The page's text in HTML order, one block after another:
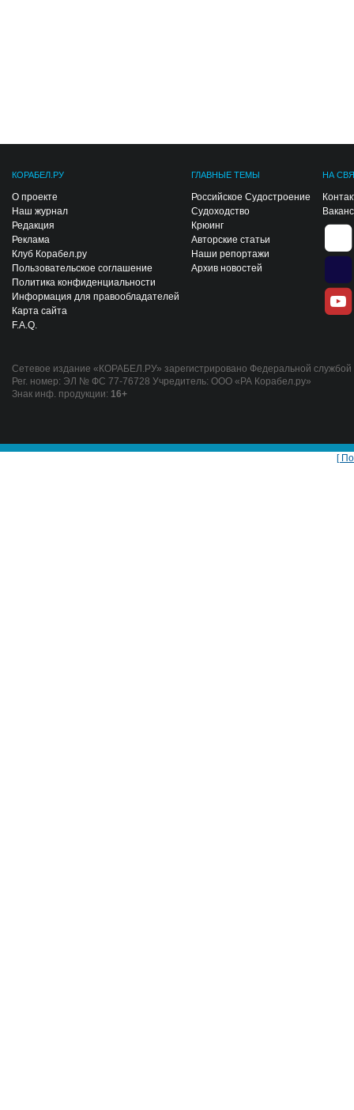
КОРАБЕЛ.РУ
О проекте
Наш журнал
Редакция
Реклама
Клуб Корабел.ру
Пользовательское соглашение
Политика конфиденциальности
Информация для правообладателей
Карта сайта
F.A.Q.
ГЛАВНЫЕ ТЕМЫ
Российское Судостроение
Судоходство
Крюинг
Авторские статьи
Наши репортажи
Архив новостей
НА
Сетевое издание «КОРАБЕЛ.РУ» зарегистрировано Федеральной
Рег. номер: ЭЛ № ФС 77-76728 Учредитель: ООО «РА Корабел.ру»
Знак инф. продукции: 16+
[